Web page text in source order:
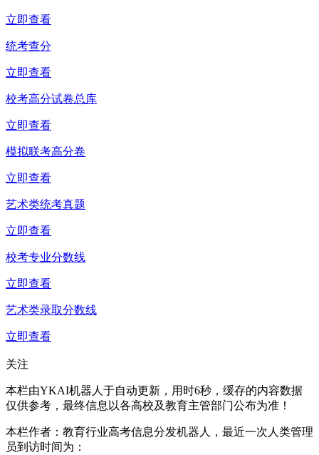
立即查看
统考查分
立即查看
校考高分试卷总库
立即查看
模拟联考高分卷
立即查看
艺术类统考真题
立即查看
校考专业分数线
立即查看
艺术类录取分数线
立即查看
关注
本栏由YKAI机器人 于自动更新，用时6秒 ，缓存的内容数据
仅供参考，最终信息以各高校及教育主管部门公布为准！
本栏作者：教育行业高考信息分发机器人，最近一次人类管理
员到访时间为：